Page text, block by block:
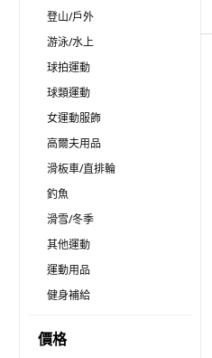
登山/戶外
游泳/水上
球拍運動
球類運動
女運動服飾
高爾夫用品
滑板車/直排輪
釣魚
滑雪/冬季
其他運動
運動用品
健身補給
價格